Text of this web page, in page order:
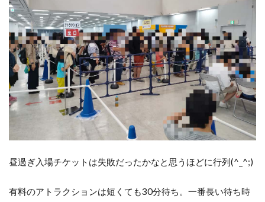
昼過ぎ入場チケットは失敗だったかなと思うほどに行列(^_^;)
有料のアトラクションは短くても30分待ち。一番長い待ち時